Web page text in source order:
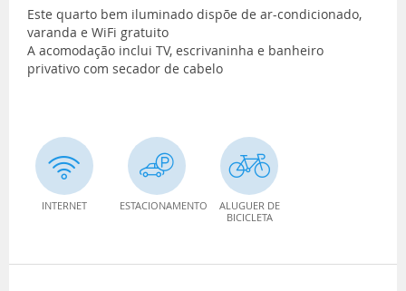
Este quarto bem iluminado dispõe de ar-condicionado,
varanda e WiFi gratuito
A acomodação inclui TV, escrivaninha e banheiro
privativo com secador de cabelo
INTERNET ESTACIONAMENTO
ALUGUER DE
BICICLETA